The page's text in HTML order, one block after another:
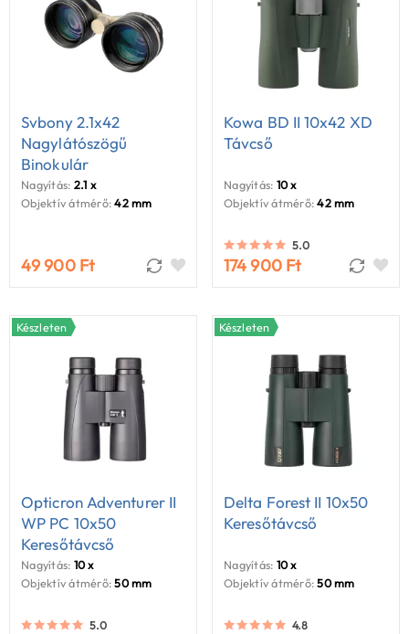
Svbony 2.1x42
Nagylátószögű
Binokulár
Nagyítás: 2.1 x
Objektív átmérő: 42 mm
49 900 Ft
Kowa BD II 10x42 XD
Távcső
Nagyítás: 10 x
Objektív átmérő: 42 mm
5.0
174 900 Ft
Készleten
Opticron Adventurer II
WP PC 10x50
Keresőtávcső
Nagyítás: 10 x
Objektív átmérő: 50 mm
5.0
Készleten
Delta Forest II 10x50
Keresőtávcső
Nagyítás: 10 x
Objektív átmérő: 50 mm
4.8